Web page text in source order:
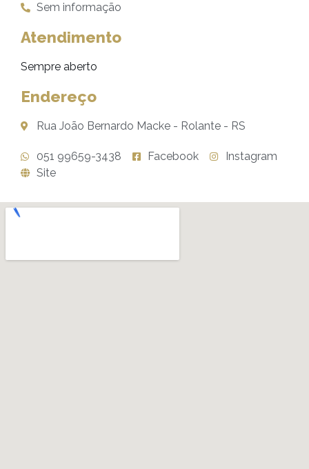
Sem informação
Atendimento
Sempre aberto
Endereço
Rua João Bernardo Macke - Rolante - RS
051 99659-3438 Facebook
Instagram
Site